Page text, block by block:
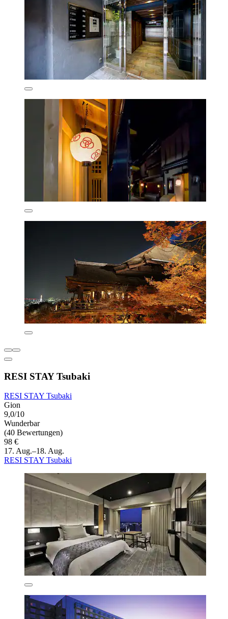
RESI STAY Tsubaki
RESI STAY Tsubaki
Gion
9,0/10
Wunderbar
(40 Bewertungen)
98 €
17. Aug.–18. Aug.
RESI STAY Tsubaki